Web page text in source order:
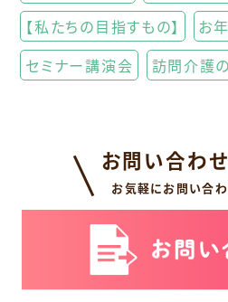
【私たちの目指すもの】
お
セミナー講演会
訪問介護
お問い合わせ
お気軽にお問い合わ